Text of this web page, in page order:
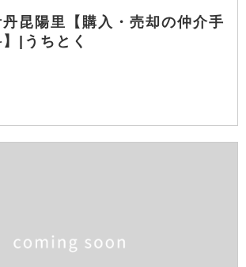
昆陽里【購入・売却の仲介手
|うちとく